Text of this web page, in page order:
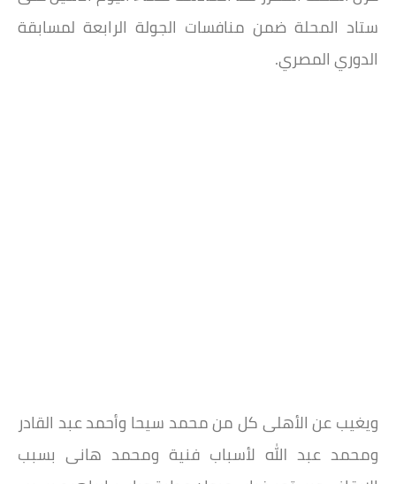
ستاد المحلة ضمن منافسات الجولة الرابعة لمسابقة
الدوري المصري.
ويغيب عن الأهلى كل من محمد سيحا وأحمد عبد القادر
ومحمد عبد الله لأسباب فنية ومحمد هانى بسبب